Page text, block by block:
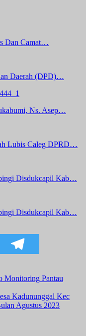
Dan Camat…
Daerah (DPD)…
Ns. Asep…
Lubis Caleg DPRD…
Disdukcapil Kab…
Disdukcapil Kab…
Monitoring Pantau
Kadununggal Kec
Agustus 2023